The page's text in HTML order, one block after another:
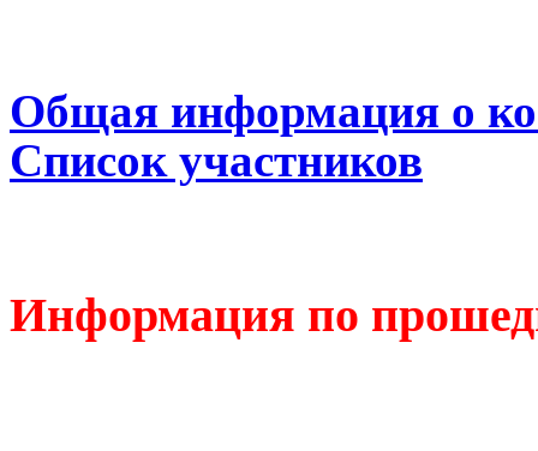
Общая информация о
Список участников
Информация по